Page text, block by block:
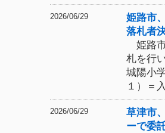
2026/06/29
姫路市
落札者
姫路
札を行
城陽小
１）＝
2026/06/29
草津市
ーで委